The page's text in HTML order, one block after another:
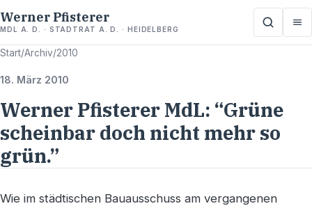
Werner Pfisterer
MDL A. D. · STADTRAT A. D. · HEIDELBERG
Start/Archiv/2010
18. März 2010
Werner Pfisterer MdL: “Grüne
scheinbar doch nicht mehr so
grün.”
Wie im städtischen Bauausschuss am vergangenen